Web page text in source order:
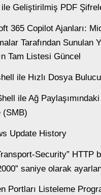
Geliştirilmiş PDF
365 Copilot Ajanları:
Tarafından Sunulan
Tam Listesi Güncel
ile Hızlı Dosya Bulucu
ile Ağ
(SMB)
Update History
Security” HTTP
saniye olarak
Portları Listeleme